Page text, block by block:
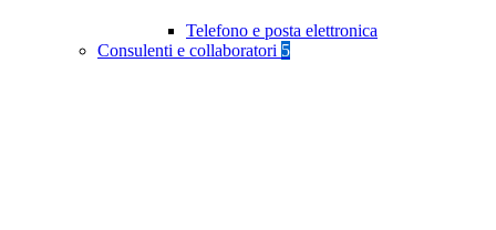
Telefono e posta elettronica
Consulenti e collaboratori 5